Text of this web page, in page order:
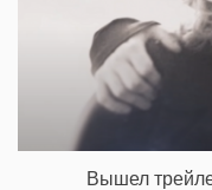
Вышел